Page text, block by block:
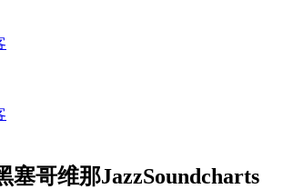
塞哥维那JazzSoundcharts